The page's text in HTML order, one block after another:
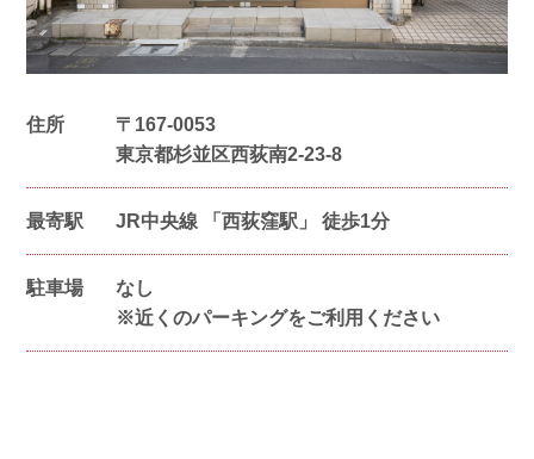
住所 〒 167-0053
東京都杉並区西荻南2-23-8
最寄駅 JR中央線 「西荻窪駅」 徒歩1分
駐車場
なし
※近くのパーキングをご利用ください